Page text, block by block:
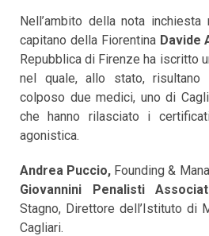
Nell’ambito della nota
capitano della Fiorentina Davide
Repubblica di Firenze ha iscritto
nel quale, allo stato, risultano
colposo due medici, uno di
che hanno rilasciato i
agonistica.
Andrea Puccio, Founding &
Giovannini Penalisti
Stagno, Direttore dell’Istituto di
Cagliari.